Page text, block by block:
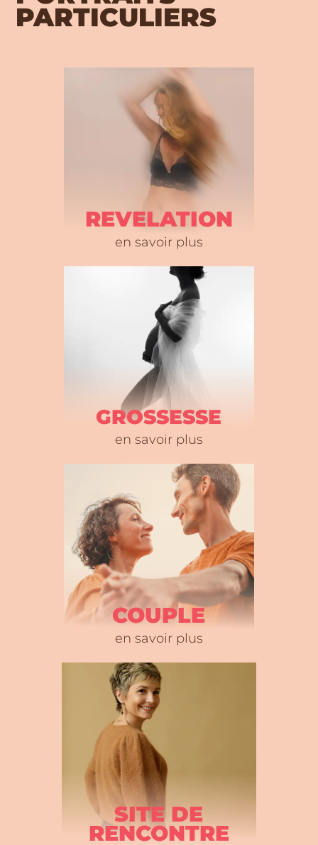
PARTICULIERS
REVELATION
en savoir plus
GROSSESSE
en savoir plus
COUPLE
en savoir plus
SITE DE
RENCONTRE